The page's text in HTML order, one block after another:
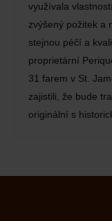
využívala
zvýšený požitek a
stejnou péčí a
proprietární
31 farem v St.
zajistili, že bude
originální s